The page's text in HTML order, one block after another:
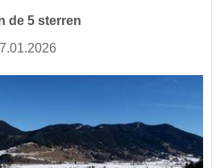
de 5 sterren